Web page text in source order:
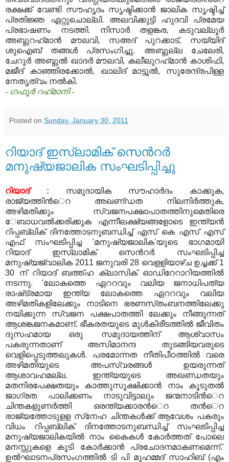
രക്ഷക്ക് വേണ്ടി സൗഹൃദം സൃഷ്ടിക്കാന്‍ ജാലിക സൃഷ്ടിച്ച്
പ്രതിജ്ഞ ഏറ്റുചൊല്ലി. അലവിക്കുട്ടി ഹുദവി പ്രമേയ
പ്രഭാഷണം നടത്തി. നിസാര്‍ തളങ്കര, കടുവല്ലൂര്‍
അബ്ദുറഹ്‍മാന്‍ മൗലവി, സഅദ് പുറക്കാട്, സയ്യിദ്
ശുഐബ് തങ്ങള്‍ പ്രസംഗിച്ചു. അബ്ദുല്ല ചേലേരി,
ചേറൂര്‍ അബ്ദുല്‍ ഖാദര്‍ മൗലവി, കലീലുറഹ്‍മാന്‍ കാശിഫി,
മജീദ് കാഞ്ഞിരക്കോല്‍, ഖാലിദ് മാട്ടൂല്‍, സുരേന്ദ്രപിള്ള
നേതൃത്വം നല്‍കി.
- ഗഫൂര്‍ റഹ്‍മാനി -
Posted on Sunday, January 30, 2011
റിയാദ് ഇസ്‍ലാമിക് സെന്‍റര്‍
മനുഷ്യജാലിക സംഘടിപ്പിച്ചു
റിയാദ് : സമുദായിക സൗഹാര്‍ദം കാക്കുക,
രാജ്യത്തിന്‍െറ അഖണ്‌ഡത നിലനിര്‍ത്തുക,
അഴിമതിക്കും സ്വജനപക്ഷാപാതത്തിനുമെതിരെ
േബാധവല്‍ക്കരിക്കുക എന്നീലക്ഷ്യങ്ങളോടെ ഇന്ത്യന്‍
റിപ്പബ്ലിക്‌ ദിനത്തോടനുബന്ധിച്ച്‌ എസ്‌ കെ എസ്‌ എസ്‌
എഫ്‌ സംഘടിപ്പിച്ച 'മനുഷ്യജാലിക'യുടെ ഭാഗമായി
റിയാദ്‌ ഇസ്‌ലാമിക്‌ സെന്‍റര്‍ സംഘടിപ്പിച്ച
മനുഷ്യജ്വാലിക 2011 ജനുവരി 28 വെളളിയാഴ്‌ച ഉച്ചക്ക്‌ 1
30 ന്‌ റിയാദ്‌ ബത്ത്‌ഹ ക്ലാസിക്‌ ഓഡിറേറാറിയത്തില്‍
നടന്നു. 'ലോകത്തെ ഏററവും വലിയ ജനാധിപത്യ
രാഷ്‌ട്രമായ ഇന്ത്യ ലോകത്തെ ഏററവും വലിയ
അഴിമതികളിലേക്കും നാടിനെ ഭരണസ്‌തംബനത്തിലേക്കു
നയിക്കുന്ന സ്വജന പക്ഷപാതത്തി ലേക്കും നീങ്ങുന്നത്‌
ആശങ്കജനകമാണ്‌. ഭീകരതയുടെ മുള്‍കിരീടത്തില്‍ ജീവിതം
ദുസഹമായ ഒരു സമുദായത്തിന്‌ ആശ്വാസം
പകരുന്നതാണ്‌ അസിമാനന്ദ തുടങ്ങിയവരുടെ
വെളിപ്പെടുത്തലുകള്‍. പരമോന്നത നീതിപീഠത്തില്‍ വരെ
അഴിമതിയുടെ അപസ്വരങ്ങള്‍ ഉയരുന്നത്‌
ആശാവഹമല്ല. ഇന്ത്യയുടെ അഖണ്ഡതയും
മതനിരപേക്ഷതയും കാത്തുസൂക്ഷിക്കാന്‍ നാം കൂടുതല്‍
ജാഗ്രത പാലിക്കണം നാടുവിട്ടാലും ജന്മനാടിന്‍െറ
ചിന്തകളുണര്‍ത്തി ഒരന്ത്യക്കാരന്‍െറ തന്‍െറ
രാജ്യത്തോടുളള സ്‌നേഹ ചിന്തകള്‍ക്ക്‌ ആവേശം പകരും
വിധം റിപ്പബ്ലിക്‌ ദിനത്തോടനുബന്ധിച്ച്‌ സംഘടിപ്പിച്ച
മനുഷ്യജാലികയില്‍ നാം കൈകള്‍ കോര്‍ത്തത്‌ പോലെ
മനസ്സുകളെ കൂടി കോര്‍ക്കാന്‍ പ്രചോദനമാകണമെന്ന്‌.'
ഉല്‍ഘാടനപ്രസംഗത്തില്‍ ടി പി മുഹമ്മദ്‌ സാഹിബ്‌ (എം